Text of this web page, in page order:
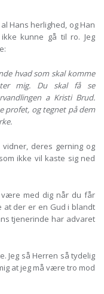
Hans herlighed, og Han
kunne gå til ro. Jeg
hvad som skal komme
mig. Du skal få se
a Kristi Brud.
profet, og tegnet på dem
deres gerning og
ikke vil kaste sig ned
være med dig når du får
at der er en Gud i blandt
tjenerinde har advaret
Jeg så Herren så tydelig
at jeg må være tro mod